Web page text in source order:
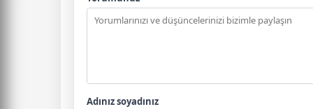
Adınız soyadınız